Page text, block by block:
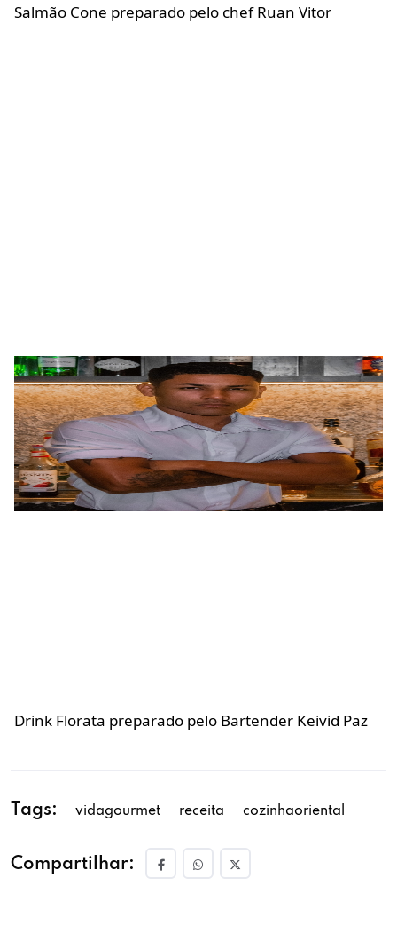
Salmão Cone preparado pelo chef Ruan Vitor
Drink Florata preparado pelo Bartender Keivid Paz
Tags: vidagourmet receita cozinhaoriental
Compartilhar: